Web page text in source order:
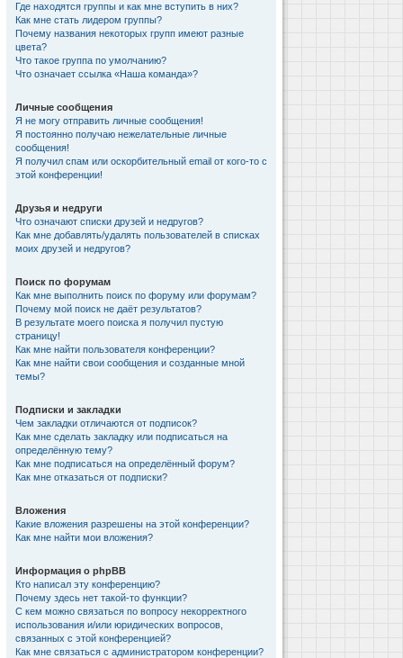
Где находятся группы и как мне вступить в них?
Как мне стать лидером группы?
Почему названия некоторых групп имеют разные
цвета?
Что такое группа по умолчанию?
Что означает ссылка «Наша команда»?
Личные сообщения
Я не могу отправить личные сообщения!
Я постоянно получаю нежелательные личные
сообщения!
Я получил спам или оскорбительный email от кого-то с
этой конференции!
Друзья и недруги
Что означают списки друзей и недругов?
Как мне добавлять/удалять пользователей в списках
моих друзей и недругов?
Поиск по форумам
Как мне выполнить поиск по форуму или форумам?
Почему мой поиск не даёт результатов?
В результате моего поиска я получил пустую
страницу!
Как мне найти пользователя конференции?
Как мне найти свои сообщения и созданные мной
темы?
Подписки и закладки
Чем закладки отличаются от подписок?
Как мне сделать закладку или подписаться на
определённую тему?
Как мне подписаться на определённый форум?
Как мне отказаться от подписки?
Вложения
Какие вложения разрешены на этой конференции?
Как мне найти мои вложения?
Информация о phpBB
Кто написал эту конференцию?
Почему здесь нет такой-то функции?
С кем можно связаться по вопросу некорректного
использования и/или юридических вопросов,
связанных с этой конференцией?
Как мне связаться с администратором конференции?